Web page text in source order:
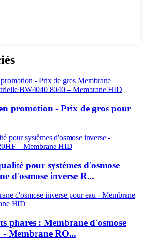
promotion - Prix de gros pour
pour systèmes d'osmose
d'osmose inverse R...
phares : Membrane d'osmose
- Membrane RO...